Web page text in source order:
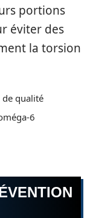
portions
éviter des
la torsion
de qualité
6